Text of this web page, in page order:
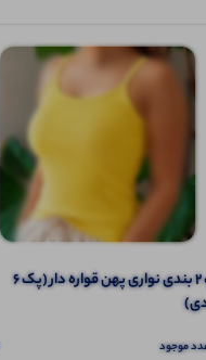
تاپ ۲ بندی نواری پهن قواره دار (پک 6
موجود